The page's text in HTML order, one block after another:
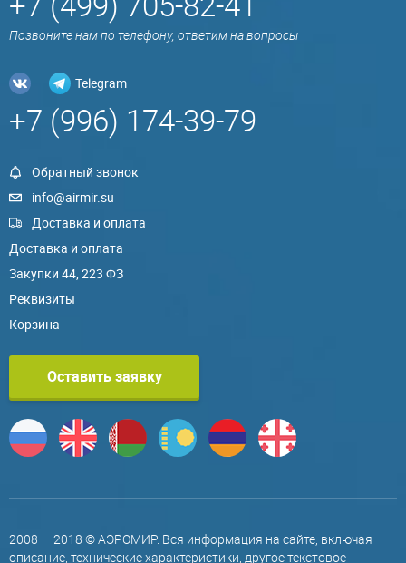
Позвоните нам по телефону, ответим на вопросы
Telegram
+7 (996) 174-39-79
Обратный звонок
info@airmir.su
Доставка и оплата
Доставка и оплата
Закупки 44, 223 ФЗ
Реквизиты
Корзина
Оставить заявку
2008 — 2018 © АЭРОМИР. Вся информация на сайте, включая
описание, технические характеристики, другое текстовое